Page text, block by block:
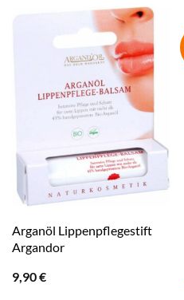
Arganöl Lippenpflegestift
Argandor
9,90€